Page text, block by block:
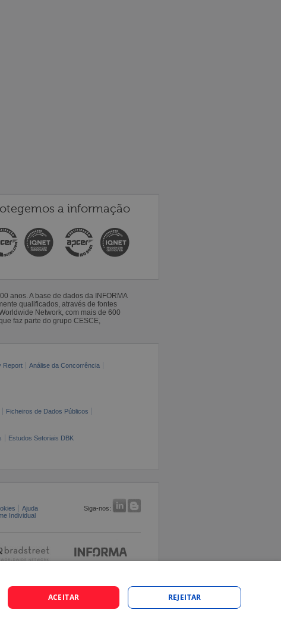
a informação
anos. A base de dados da INFORMA
qualificados, através de fontes
Network, com mais de 600
faz parte do grupo CESCE,
Report
Análise da Concorrência
Ficheiros de Dados Públicos
Estudos Setoriais DBK
Ajuda
Siga-nos:
Individual
ACEITAR REJEITAR